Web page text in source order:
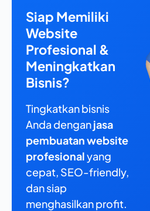
Siap Memiliki
Website
Profesional &
Meningkatkan
Bisnis?
Tingkatkan bisnis
Anda denganjasa
pembuatan website
profesionalyang
cepat, SEO-friendly,
dan siap
menghasilkan profit.